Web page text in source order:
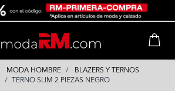
MODA HOMBRE
BLAZERS Y TERNOS
TERNO SLIM 2 PIEZAS NEGRO